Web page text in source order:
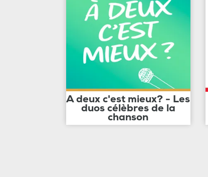
A deux c'est mieux? - Les
duos célèbres de la
chanson